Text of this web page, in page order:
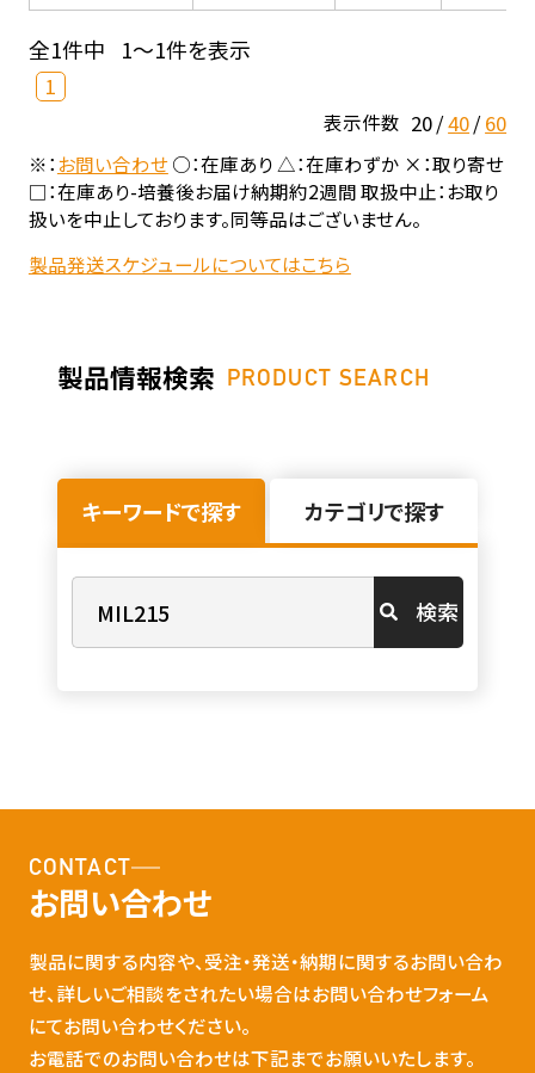
全1件中 1～1件を表示
1
表示件数 20 40 60
※：お問い合わせ○：在庫あり △：在庫わずか ×：取り寄せ
□：在庫あり-培養後お届け納期約2週間 取扱中止：お取り
扱いを中止しております。同等品はございません。
製品発送スケジュールについてはこちら
製品情報検索 PRODUCT SEARCH
キーワードで探す カテゴリで探す
検索
CONTACT
お問い合わせ
製品に関する内容や、受注・発送・納期に関するお問い合わ
せ、詳しいご相談をされたい場合はお問い合わせフォーム
にてお問い合わせください。
お電話でのお問い合わせは下記までお願いいたします。